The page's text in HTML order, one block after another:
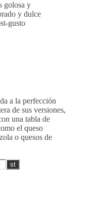
golosa y
y dulce
gusto
a la perfección
de sus versiones,
una tabla de
el queso
o quesos de